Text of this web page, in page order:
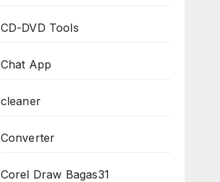
CD-DVD Tools
Chat App
cleaner
Converter
Corel Draw Bagas31